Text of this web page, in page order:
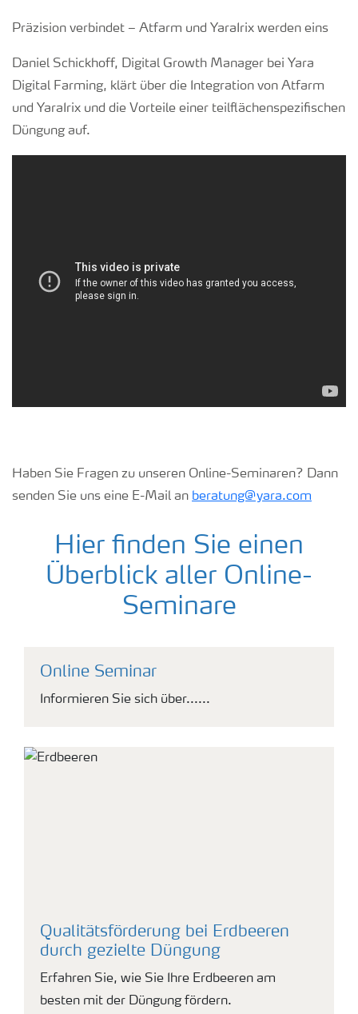
Düngeranwendung
Zeit zu wechseln
Medien
Präzision verbindet – Atfarm und YaraIrix werden eins
Daniel Schickhoff, Digital Growth Manager bei Yara
Digital Farming, klärt über die Integration von Atfarm
und YaraIrix und die Vorteile einer teilflächenspezifischen
Düngung auf.
Haben Sie Fragen zu unseren Online-Seminaren? Dann
senden Sie uns eine E-Mail an beratung@yara.com
Hier finden Sie einen
Überblick aller Online-
Seminare
Online Seminar
Informieren Sie sich über......
Qualitätsförderung bei Erdbeeren
durch gezielte Düngung
Erfahren Sie, wie Sie Ihre Erdbeeren am
besten mit der Düngung fördern.